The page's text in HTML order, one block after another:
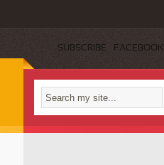
SUBSCRIBE FACEBOOK